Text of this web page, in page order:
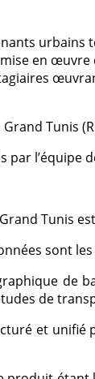
urbains
en
Tunis
par
Tunis
sont
de
de
et unifié